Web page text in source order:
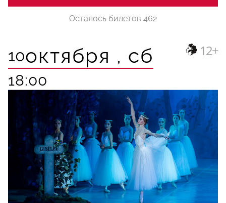
Осталось билетов 462
10октября , сб
18:00
12+